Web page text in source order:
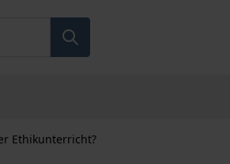
Ethikunterricht?